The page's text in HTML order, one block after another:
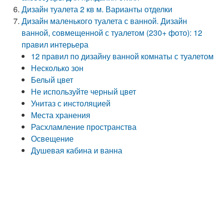
Дизайн туалета 2 кв м. Варианты отделки
Дизайн маленького туалета с ванной. Дизайн
ванной, совмещенной с туалетом (230+ фото): 12
правил интерьера
12 правил по дизайну ванной комнаты с туалетом
Несколько зон
Белый цвет
Не используйте черный цвет
Унитаз с инстоляцией
Места хранения
Расхламление пространства
Освещение
Душевая кабина и ванна